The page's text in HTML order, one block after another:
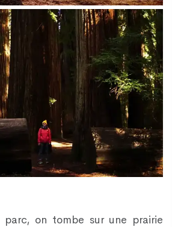
on tombe sur une prairie